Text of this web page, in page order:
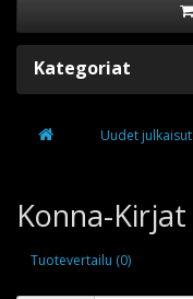
Kategoriat
Uudet julkaisut
Konna-Kirjat
Tuotevertailu (0)